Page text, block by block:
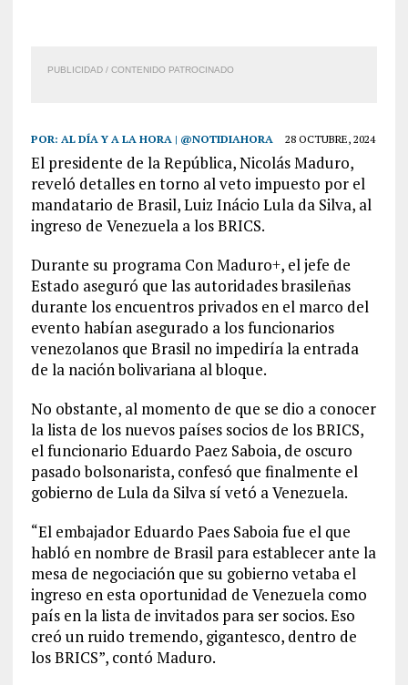
PUBLICIDAD / CONTENIDO PATROCINADO
POR: AL DÍA Y A LA HORA | @NOTIDIAHORA 28 OCTUBRE, 2024
El presidente de la República, Nicolás Maduro,
reveló detalles en torno al veto impuesto por el
mandatario de Brasil, Luiz Inácio Lula da Silva, al
ingreso de Venezuela a los BRICS.
Durante su programa Con Maduro+, el jefe de
Estado aseguró que las autoridades brasileñas
durante los encuentros privados en el marco del
evento habían asegurado a los funcionarios
venezolanos que Brasil no impediría la entrada
de la nación bolivariana al bloque.
No obstante, al momento de que se dio a conocer
la lista de los nuevos países socios de los BRICS,
el funcionario Eduardo Paez Saboia, de oscuro
pasado bolsonarista, confesó que finalmente el
gobierno de Lula da Silva sí vetó a Venezuela.
“El embajador Eduardo Paes Saboia fue el que
habló en nombre de Brasil para establecer ante la
mesa de negociación que su gobierno vetaba el
ingreso en esta oportunidad de Venezuela como
país en la lista de invitados para ser socios. Eso
creó un ruido tremendo, gigantesco, dentro de
los BRICS”, contó Maduro.